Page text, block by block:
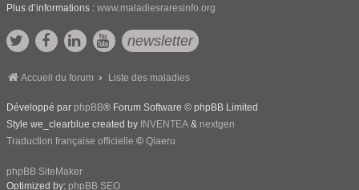
Plus d’informations : www.maladiesraresinfo.org
newsletter
Accueil du forum Liste des maladies
Développé par phpBB® Forum Software © phpBB Limited
Style we_clearblue created by INVENTEA & nextgen
Traduction française officielle © Qiaeru
phpBB SiteMaker
Optimized by: phpBB SEO